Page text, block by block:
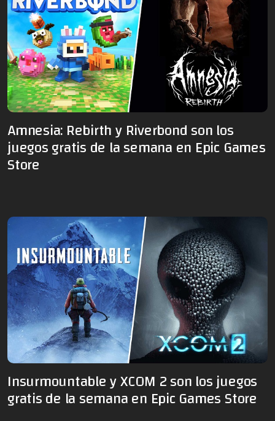
Amnesia: Rebirth y Riverbond son los
juegos gratis de la semana en Epic Games
Store
Insurmountable y XCOM 2 son los juegos
gratis de la semana en Epic Games Store